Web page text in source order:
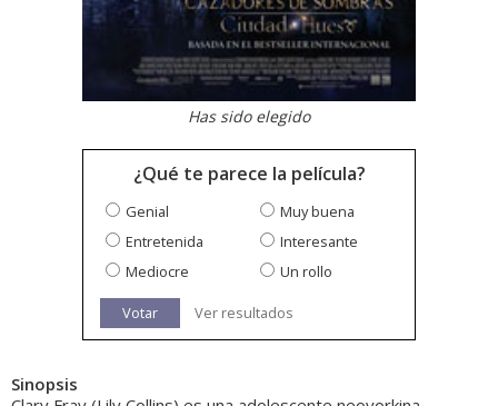
Has sido elegido
¿Qué te parece la película?
Genial
Muy buena
Entretenida
Interesante
Mediocre
Un rollo
Votar Ver resultados
Sinopsis